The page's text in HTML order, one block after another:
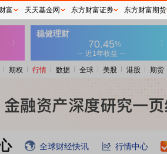
期权 行情 数据 全球 美股 港股 期货
全球财经快讯 行情中心
富 天天基金网 东方财富证券 东方财富期货